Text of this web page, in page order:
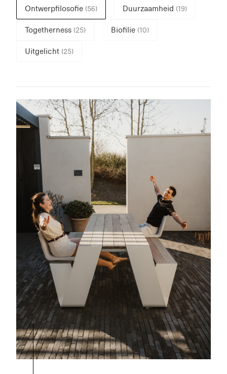
Ontwerpfilosofie (56) Duurzaamheid (19)
Togetherness (25) Biofilie (10)
Uitgelicht (25)